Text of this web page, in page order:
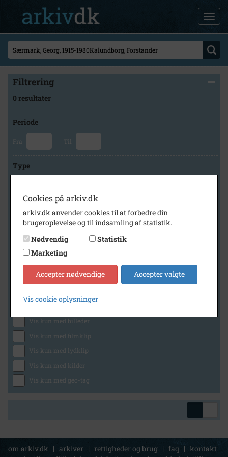
Filtrering
0 resultater
Periode
Fra Til
Type
Arkiv
Kalundborg Lokalarkiv
Generelt
Vis kun med billeder
Vis kun med filmklip
Vis kun med lydklip
Vis kun med kilder
Vis kun med geo-tag
om arkiv.dk | arkiver | rettigheder og brug | faq | kontakt
Cookies på arkiv.dk
arkiv.dk anvender cookies til at forbedre din
brugeroplevelse og til indsamling af statistik.
Nødvendig
Statistik
Marketing
Accepter nødvendige Accepter valgte
Vis cookie oplysninger